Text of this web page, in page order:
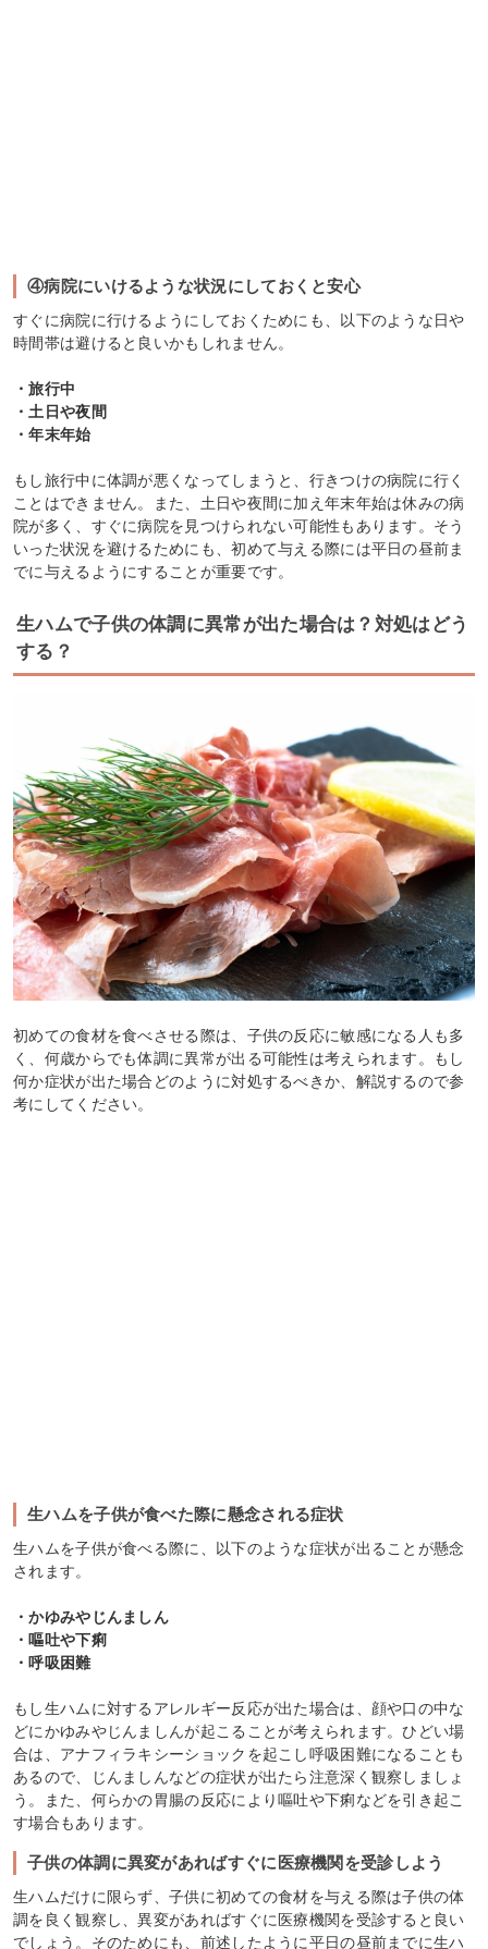
④病院にいけるような状況にしておくと安心
すぐに病院に行けるようにしておくためにも、以下のような日や
時間帯は避けると良いかもしれません。
・旅行中
・土日や夜間
・年末年始
もし旅行中に体調が悪くなってしまうと、行きつけの病院に行く
ことはできません。また、土日や夜間に加え年末年始は休みの病
院が多く、すぐに病院を見つけられない可能性もあります。そう
いった状況を避けるためにも、初めて与える際には平日の昼前ま
でに与えるようにすることが重要です。
生ハムで子供の体調に異常が出た場合は？対処はどう
する？
初めての食材を食べさせる際は、子供の反応に敏感になる人も多
く、何歳からでも体調に異常が出る可能性は考えられます。もし
何か症状が出た場合どのように対処するべきか、解説するので参
考にしてください。
生ハムを子供が食べた際に懸念される症状
生ハムを子供が食べる際に、以下のような症状が出ることが懸念
されます。
・かゆみやじんましん
・嘔吐や下痢
・呼吸困難
もし生ハムに対するアレルギー反応が出た場合は、顔や口の中な
どにかゆみやじんましんが起こることが考えられます。ひどい場
合は、アナフィラキシーショックを起こし呼吸困難になることも
あるので、じんましんなどの症状が出たら注意深く観察しましょ
う。また、何らかの胃腸の反応により嘔吐や下痢などを引き起こ
す場合もあります。
子供の体調に異変があればすぐに医療機関を受診しよう
生ハムだけに限らず、子供に初めての食材を与える際は子供の体
調を良く観察し、異変があればすぐに医療機関を受診すると良い
でしょう。そのためにも、前述したように平日の昼前までに生ハ